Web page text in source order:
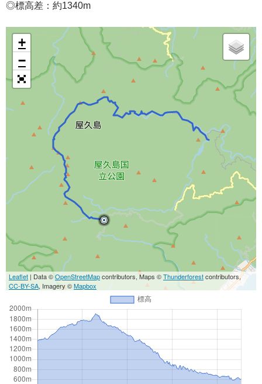
◎標高差：約1340m
+
−
Leaflet | Data ©OpenStreetMapcontributors, Maps ©Thunderforestcontributors,
CC-BY-SA, Imagery ©Mapbox